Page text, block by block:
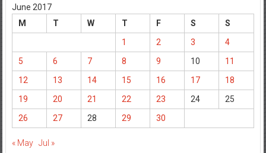
June 2017
M
T W T F S
S
1
2 3
4
5
6 7 8 9 10
11
12
13 14 15 16 17
18
19
20 21 22 23 24
25
26
27 28 29 30
« May Jul »